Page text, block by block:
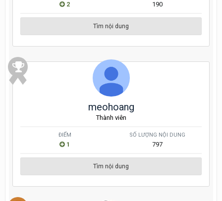
2 190
Tìm nội dung
meohoang
Thành viên
ĐIỂM
1
SỐ LƯỢNG NỘI DUNG
797
Tìm nội dung